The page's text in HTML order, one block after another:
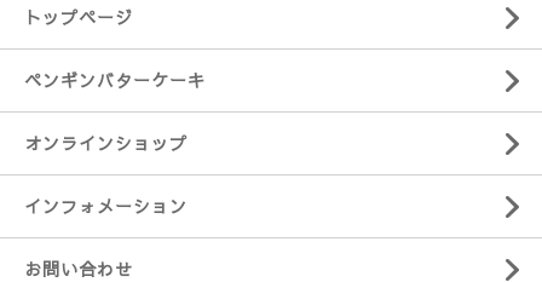
トップページ
ペンギンバターケーキ
オンラインショップ
インフォメーション
お問い合わせ